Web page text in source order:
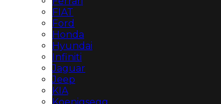
FIAT
Ford
Honda
Hyundai
Infiniti
Jaguar
Jeep
KIA